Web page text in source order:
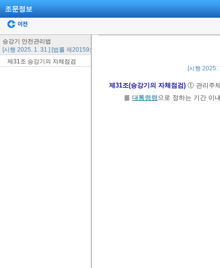
조문정보
승강기 안전관리법
[시행 2025. 1. 31.] [법률 제20159호, 2024. 1. 30., 일부개정]
제31조 승강기의 자체점검
[시행 2025.
제31조(승강기의 자체점검) ① 관리주
를 대통령령 으로 정하는 기간 이